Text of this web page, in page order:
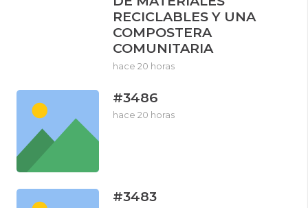
RECICLABLES Y UNA
COMPOSTERA
COMUNITARIA
hace 20 horas
#3486
hace 20 horas
#3483